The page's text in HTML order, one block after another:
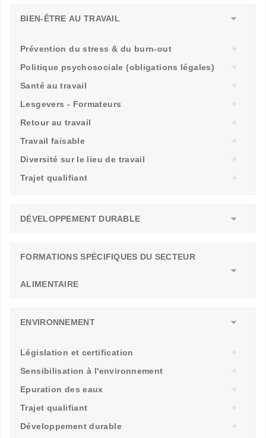
BIEN-ÊTRE AU TRAVAIL
Prévention du stress & du burn-out
Politique psychosociale (obligations légales)
Santé au travail
Lesgevers - Formateurs
Retour au travail
Travail faisable
Diversité sur le lieu de travail
Trajet qualifiant
DÉVELOPPEMENT DURABLE
FORMATIONS SPÉCIFIQUES DU SECTEUR
ALIMENTAIRE
ENVIRONNEMENT
Législation et certification
Sensibilisation à l'environnement
Epuration des eaux
Trajet qualifiant
Développement durable